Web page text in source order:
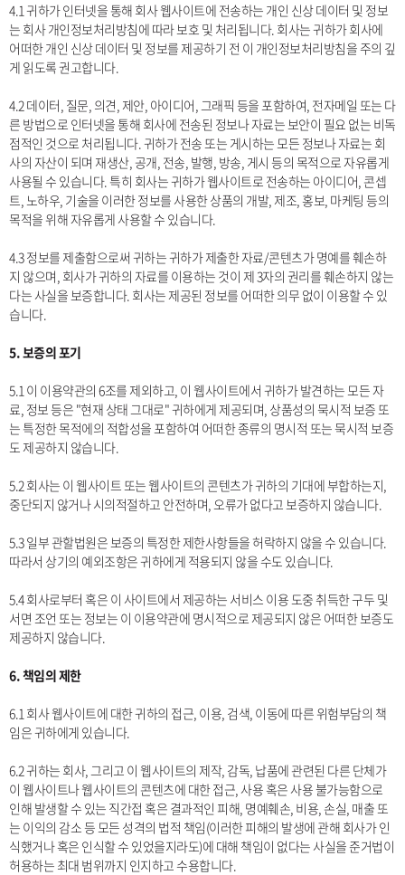
4.1 귀하가 인터넷을 통해 회사 웹사이트에 전송하는 개인 신상 데이터 및 정보
는 회사 개인정보처리방침에 따라 보호 및 처리됩니다. 회사는 귀하가 회사에
어떠한 개인 신상 데이터 및 정보를 제공하기 전 이 개인정보처리방침을 주의 깊
게 읽도록 권고합니다.
4.2 데이터, 질문, 의견, 제안, 아이디어, 그래픽 등을 포함하여, 전자메일 또는 다
른 방법으로 인터넷을 통해 회사에 전송된 정보나 자료는 보안이 필요 없는 비독
점적인 것으로 처리됩니다. 귀하가 전송 또는 게시하는 모든 정보나 자료는 회
사의 자산이 되며 재생산, 공개, 전송, 발행, 방송, 게시 등의 목적으로 자유롭게
사용될 수 있습니다. 특히 회사는 귀하가 웹사이트로 전송하는 아이디어, 콘셉
트, 노하우, 기술을 이러한 정보를 사용한 상품의 개발, 제조, 홍보, 마케팅 등의
목적을 위해 자유롭게 사용할 수 있습니다.
4.3 정보를 제출함으로써 귀하는 귀하가 제출한 자료/콘텐츠가 명예를 훼손하
지 않으며, 회사가 귀하의 자료를 이용하는 것이 제 3자의 권리를 훼손하지 않는
다는 사실을 보증합니다. 회사는 제공된 정보를 어떠한 의무 없이 이용할 수 있
습니다.
5. 보증의 포기
5.1 이 이용약관의 6조를 제외하고, 이 웹사이트에서 귀하가 발견하는 모든 자
료, 정보 등은 "현재 상태 그대로" 귀하에게 제공되며, 상품성의 묵시적 보증 또
는 특정한 목적에의 적합성을 포함하여 어떠한 종류의 명시적 또는 묵시적 보증
도 제공하지 않습니다.
5.2 회사는 이 웹사이트 또는 웹사이트의 콘텐츠가 귀하의 기대에 부합하는지,
중단되지 않거나 시의적절하고 안전하며, 오류가 없다고 보증하지 않습니다.
5.3 일부 관할법원은 보증의 특정한 제한사항들을 허락하지 않을 수 있습니다.
따라서 상기의 예외조항은 귀하에게 적용되지 않을 수도 있습니다.
5.4 회사로부터 혹은 이 사이트에서 제공하는 서비스 이용 도중 취득한 구두 및
서면 조언 또는 정보는 이 이용약관에 명시적으로 제공되지 않은 어떠한 보증도
제공하지 않습니다.
6. 책임의 제한
6.1 회사 웹사이트에 대한 귀하의 접근, 이용, 검색, 이동에 따른 위험부담의 책
임은 귀하에게 있습니다.
6.2 귀하는 회사, 그리고 이 웹사이트의 제작, 감독, 납품에 관련된 다른 단체가
이 웹사이트나 웹사이트의 콘텐츠에 대한 접근, 사용 혹은 사용 불가능함으로
인해 발생할 수 있는 직간접 혹은 결과적인 피해, 명예훼손, 비용, 손실, 매출 또
는 이익의 감소 등 모든 성격의 법적 책임(이러한 피해의 발생에 관해 회사가 인
식했거나 혹은 인식할 수 있었을지라도)에 대해 책임이 없다는 사실을 준거법이
허용하는 최대 범위까지 인지하고 수용합니다.